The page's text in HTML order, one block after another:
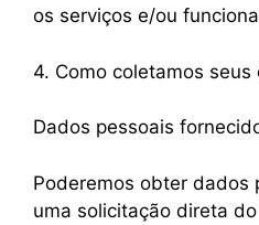
os serviços e/ou
4. Como coletamos seus
Dados pessoais
Poderemos obter dados
uma solicitação direta